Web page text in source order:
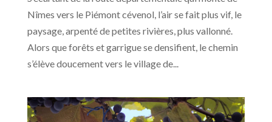
Nîmes vers le Piémont cévenol, l’air se fait plus vif, le
paysage, arpenté de petites rivières, plus vallonné.
Alors que forêts et garrigue se densifient, le chemin
s’élève doucement vers le village de...